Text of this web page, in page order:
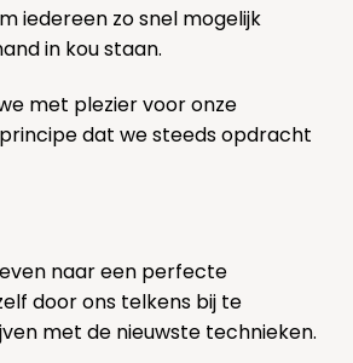
iedereen zo snel mogelijk
in kou staan.
met plezier voor onze
dat we steeds opdracht
naar een perfecte
door ons telkens bij te
met de nieuwste technieken.